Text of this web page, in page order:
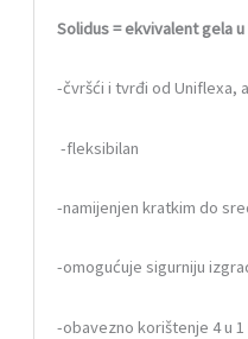
Solidus = ekvivalent gela
-čvršći i tvrđi od Uniflexa,
-fleksibilan
-namijenjen kratkim do
-omogućuje sigurniju
-obavezno korištenje 4 u